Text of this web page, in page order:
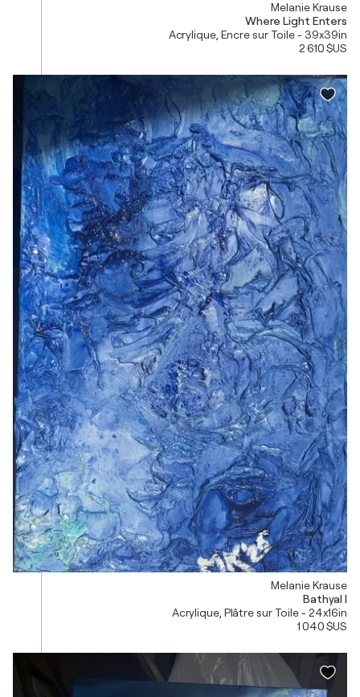
Melanie Krause
Where Light Enters
Acrylique, Encre sur Toile - 39x39in
2 610 $US
Melanie Krause
Bathyal I
Acrylique, Plâtre sur Toile - 24x16in
1 040 $US